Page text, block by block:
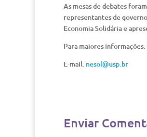
As mesas de debates
representantes de
Economia Solidária e
Para maiores informações:
E-mail: nesol@usp.br
Enviar